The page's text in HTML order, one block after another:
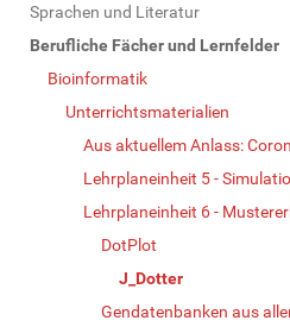
Sprachen und Literatur
Berufliche Fächer und Lernfelder
Bioinformatik
Unterrichtsmaterialien
Aus aktuellem Anlass:
Lehrplaneinheit 5 -
Lehrplaneinheit 6 -
DotPlot
J_Dotter
Gendatenbanken aus